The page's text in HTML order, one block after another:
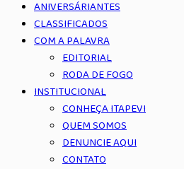
ANIVERSÁRIANTES
CLASSIFICADOS
COM A PALAVRA
EDITORIAL
RODA DE FOGO
INSTITUCIONAL
CONHEÇA ITAPEVI
QUEM SOMOS
DENUNCIE AQUI
CONTATO